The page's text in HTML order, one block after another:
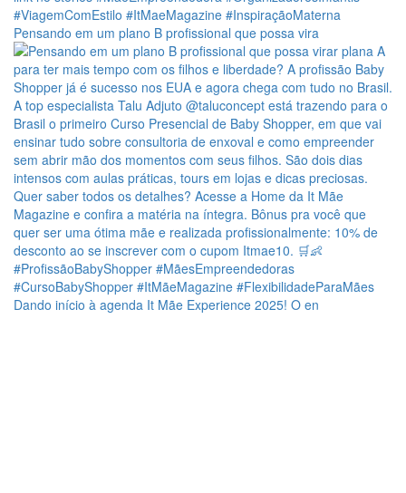
Pensando em um plano B profissional que possa vira
Dando início à agenda It Mãe Experience 2025! O en